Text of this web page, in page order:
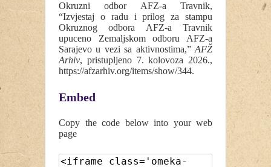
Okruzni odbor AFZ-a Travnik,
“Izvjestaj o radu i prilog za stampu
Okruznog odbora AFZ-a Travnik
upuceno Zemaljskom odboru AFZ-a
Sarajevo u vezi sa aktivnostima,”AFŽ
Arhiv, pristupljeno 7. kolovoza 2026.,
https://afzarhiv.org/items/show/344.
Embed
Copy the code below into your web
page